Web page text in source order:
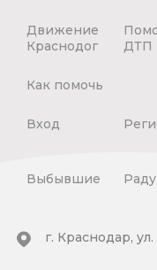
Движение
Краснодог
ДТП
Как помочь
Вход
Выбывшие
г. Краснодар,